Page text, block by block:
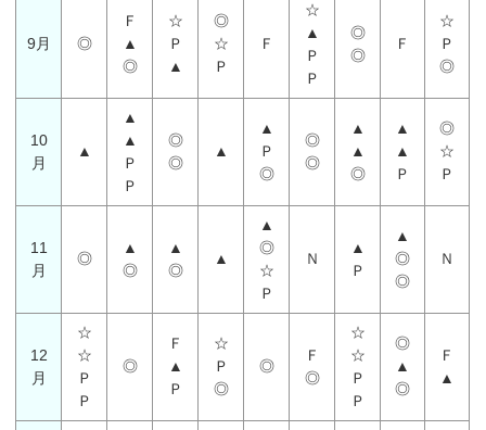
9月 ◎
Ｆ
▲
◎
☆
Ｐ
▲
◎
☆
Ｐ
Ｆ
☆
▲
Ｐ
Ｐ
◎
◎
Ｆ
☆
Ｐ
◎
10
月
▲
▲
▲
Ｐ
Ｐ
◎
◎
▲
▲
Ｐ
◎
◎
◎
▲
▲
◎
▲
▲
Ｐ
◎
☆
Ｐ
11
月
◎
▲
◎
▲
◎
▲
▲
◎
☆
Ｐ
Ｎ
▲
Ｐ
▲
◎
◎
Ｎ
12
月
☆
☆
Ｐ
Ｐ
◎
Ｆ
▲
Ｐ
☆
Ｐ
◎
◎
Ｆ
◎
☆
☆
Ｐ
Ｐ
◎
▲
◎
Ｆ
▲